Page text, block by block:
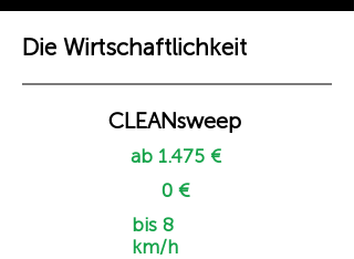
Die Wirtschaftlichkeit
CLEANsweep
ab 1.475 €
0 €
bis 8
km/h